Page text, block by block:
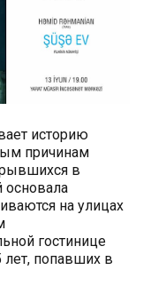
историю
причинам
в
основала
на улицах
гостинице
лет, попавших в